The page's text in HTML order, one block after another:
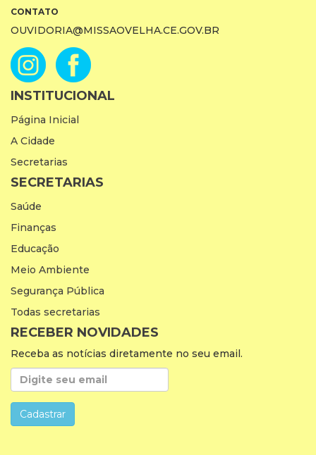
CONTATO
OUVIDORIA@MISSAOVELHA.CE.GOV.BR
INSTITUCIONAL
Página Inicial
A Cidade
Secretarias
SECRETARIAS
Saúde
Finanças
Educação
Meio Ambiente
Segurança Pública
Todas secretarias
RECEBER NOVIDADES
Receba as notícias diretamente no seu email.